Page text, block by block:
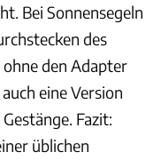
Bei Sonnensegeln
des
den Adapter
eine Version
Fazit:
üblichen